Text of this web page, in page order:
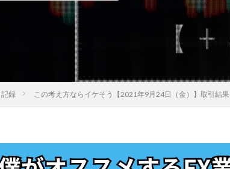
録 この考え方ならイケそう【2021年9月24日（金）】取引結果